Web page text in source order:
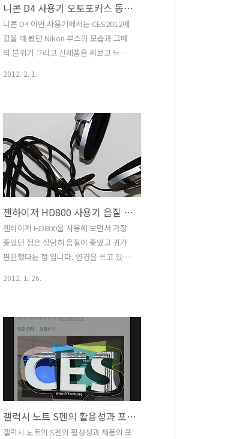
터페이스에 연결한 속도만큼 밖에 나오지
않아서 몇가지 실험을 해봤더니 속도가
올라가네요. 이 방법은 아래에서 설명하
니 참고하세요. 삼성 시리즈5 울트라 체험
니콘 D4 사용기 오토포커스 동영상 가격 CES2012 후기
니콘 D4 이번 사용기에서는 CES2012에
갔을 때 봤던 Nikon 부스의 모습과 그때
의 분위기 그리고 신제품을 써보고 느낀
볼 수 있는것은 딱 4-5개 뿐이었지만 설명
도 잘해주고 부스도 넓어서 편하게 찍으
면서 볼 수 있었습니다. 다만 저만 계속 만
질 수 는 없었기에 몇분간 만져보고 다시
다른분께 넘겼다가 다시 또 줄이 줄어들
면 만져보고 했네요. 길게 여러가지 만져
보고 싶었지만, 시간이 충분하질 못했습
니다. 이게 너무 아쉽더군요. 제품은 2월
중순에 나올텐데 가격도 벌써 정보가 떳
군요. 물론 몇몇곳은 허위정보도 있었지
만요. 연사하면 니콘이 먼저 떠 오를겁니
2012. 2. 1.
젠하이저 HD800 사용기 음질 젠하이저 HD700 CES2012 후기
젠하이저 HD800을 사용해 보면서 가장
좋았던 점은 상당히 음질이 좋았고 귀가
편안했다는 점 입니다. 안경을 쓰고 있는
고 있더라도 귀를 누르지 않고 완전히 덮
는 형태가 되어서 착용감이 좋습니다. 오
픈형으로 되어있어서 주위가 조용해야 좋
은 음감을 할 수 있다는 조건이 있긴 했지
만, 실제 사용할 때 느낌은 너무 좋았습니
다. 잠시 밖에 써볼 수 없다는게 아쉬울 따
름이네요. 라스베거스의 CES2012에 전
시장을 둘러보다가 젠하이저 부스도 둘러
보았는데요. 젠하이저 HD700 과 HD800
2012. 1. 26.
갤럭시 노트 S펜의 활용성과 포지션
갤럭시 노트의 S펜의 활성성과 제품의 포